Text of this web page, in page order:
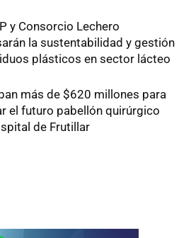
y Consorcio Lechero
la sustentabilidad y gestión
plásticos en sector lácteo
más de $620 millones para
el futuro pabellón quirúrgico
de Frutillar